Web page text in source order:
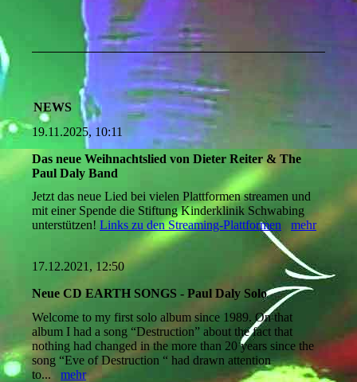
NEWS
19.11.2025, 10:11
Das neue Weihnachtslied von Dieter Reiter & The
Paul Daly Band
Jetzt das neue Lied bei vielen Plattformen streamen und
mit einer Spende die Stiftung Kinderklinik Schwabing
unterstützen! Links zu den Streaming-Plattformen mehr
17.12.2021, 12:50
Neue CD EARTH SONGS - Paul Daly Solo
Welcome to my first solo album since 1989. On that
album I had a song “Destruction” about the fact that
nothing had changed in the more than 20 years since the
song “Eve of Destruction “ had drawn attention
to... mehr